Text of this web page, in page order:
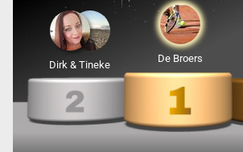
De Broers
Dirk & Tineke